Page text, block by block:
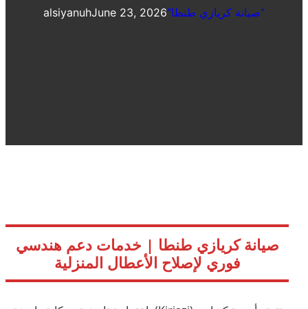
alsiyanuhJune 23, 2026 “صيانة كريازي طنطا”
صيانة كريازي طنطا | خدمات دعم هندسي
فوري لإصلاح الأعطال المنزلية